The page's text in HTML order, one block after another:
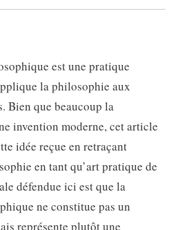
est une pratique
la philosophie aux
Bien que beaucoup la
invention moderne, cet article
idée reçue en retraçant
en tant qu’art pratique de
défendue ici est que la
ne constitue pas un
représente plutôt une